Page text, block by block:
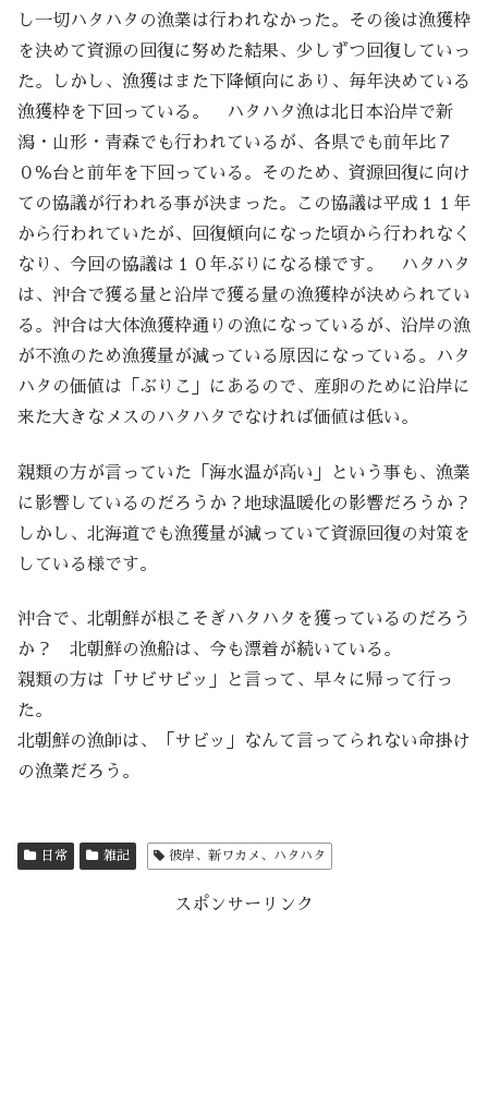
し一切ハタハタの漁業は行われなかった。その後は漁獲枠
を決めて資源の回復に努めた結果、少しずつ回復していっ
た。しかし、漁獲はまた下降傾向にあり、毎年決めている
漁獲枠を下回っている。 ハタハタ漁は北日本沿岸で新
潟・山形・青森でも行われているが、各県でも前年比７
０％台と前年を下回っている。そのため、資源回復に向け
ての協議が行われる事が決まった。この協議は平成１１年
から行われていたが、回復傾向になった頃から行われなく
なり、今回の協議は１０年ぶりになる様です。 ハタハタ
は、沖合で獲る量と沿岸で獲る量の漁獲枠が決められてい
る。沖合は大体漁獲枠通りの漁になっているが、沿岸の漁
が不漁のため漁獲量が減っている原因になっている。ハタ
ハタの価値は「ぶりこ」にあるので、産卵のために沿岸に
来た大きなメスのハタハタでなければ価値は低い。
親類の方が言っていた「海水温が高い」という事も、漁業
に影響しているのだろうか？地球温暖化の影響だろうか？
しかし、北海道でも漁獲量が減っていて資源回復の対策を
している様です。
沖合で、北朝鮮が根こそぎハタハタを獲っているのだろう
か？ 北朝鮮の漁船は、今も漂着が続いている。
親類の方は「サビサビッ」と言って、早々に帰って行っ
た。
北朝鮮の漁師は、「サビッ」なんて言ってられない命掛け
の漁業だろう。
日常 雑記 彼岸、新ワカメ、ハタハタ
スポンサーリンク